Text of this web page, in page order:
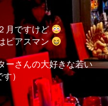
月ですけど
ピアスマン
ーさんの大好きな若い
）